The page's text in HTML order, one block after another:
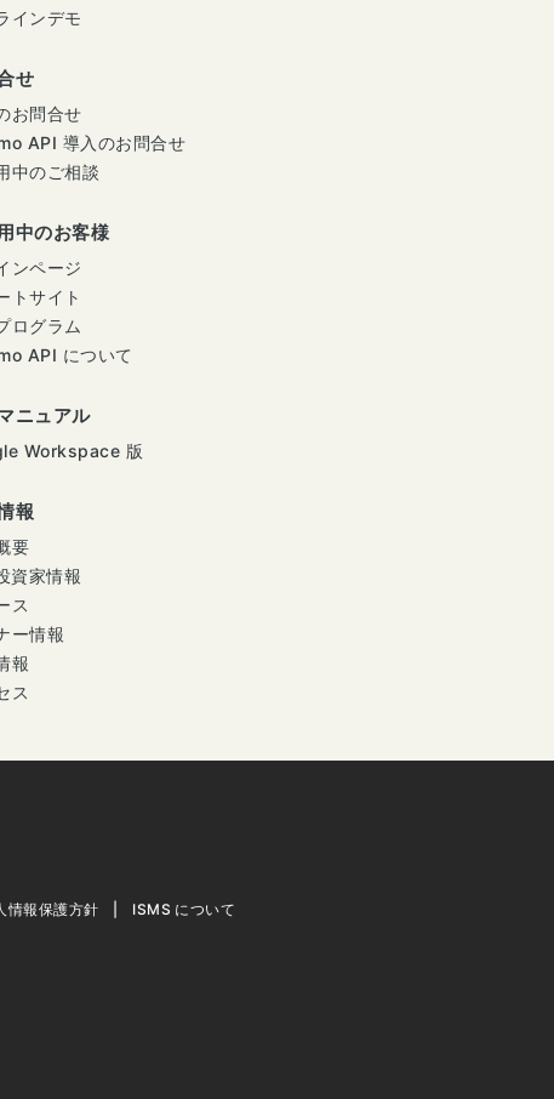
インデモ
せ
お問合せ
API 導入のお問合せ
中のご相談
中のお客様
ンページ
トサイト
ログラム
API について
ニュアル
Workspace 版
報
要
資家情報
ス
ー情報
報
ス
情報保護方針 ISMS について